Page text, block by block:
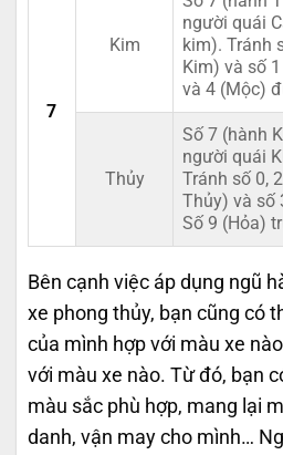
7
Kim
người quái
kim). Tránh
Kim) và số
và 4 (Mộc)
Thủy
Số 7 (hành
người quái
Tránh số 0,
Thủy) và số
Số 9 (Hỏa)
Bên cạnh việc áp dụng ngũ
xe phong thủy, bạn cũng có
của mình hợp với màu xe
với màu xe nào. Từ đó, bạn
màu sắc phù hợp, mang lại
danh, vận may cho mình…